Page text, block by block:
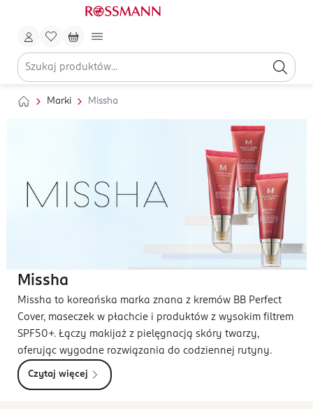
Marki Missha
Missha
Missha to koreańska marka znana z kremów BB Perfect
Cover, maseczek w płachcie i produktów z wysokim filtrem
SPF50+. Łączy makijaż z pielęgnacją skóry twarzy,
oferując wygodne rozwiązania do codziennej rutyny.
Czytaj więcej